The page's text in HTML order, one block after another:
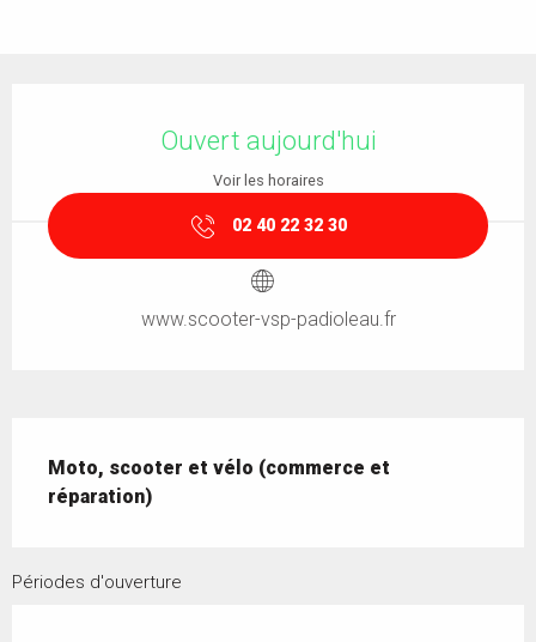
Ouvert aujourd'hui
Voir les horaires
02 40 22 32 30
www.scooter-vsp-padioleau.fr
Moto, scooter et vélo (commerce et
réparation)
Périodes d'ouverture